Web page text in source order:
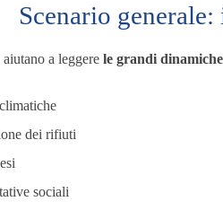
Scenario
a leggerele grandi
dei rifiuti
sociali